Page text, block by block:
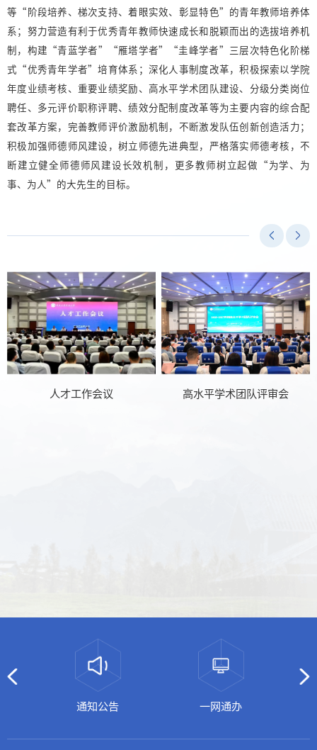
等“阶段培养、梯次支持、着眼实效、彰显特色”的青年教师培养体
系；努力营造有利于优秀青年教师快速成长和脱颖而出的选拔培养机
制，构建“青蓝学者”“雁塔学者”“圭峰学者”三层次特色化阶梯
式“优秀青年学者”培育体系；深化人事制度改革，积极探索以学院
年度业绩考核、重要业绩奖励、高水平学术团队建设、分级分类岗位
聘任、多元评价职称评聘、绩效分配制度改革等为主要内容的综合配
套改革方案，完善教师评价激励机制，不断激发队伍创新创造活力；
积极加强师德师风建设，树立师德先进典型，严格落实师德考核，不
断建立健全师德师风建设长效机制，更多教师树立起做“为学、为
事、为人”的大先生的目标。
人才工作会议 高水平学术团队评审会
通知公告 一网通办